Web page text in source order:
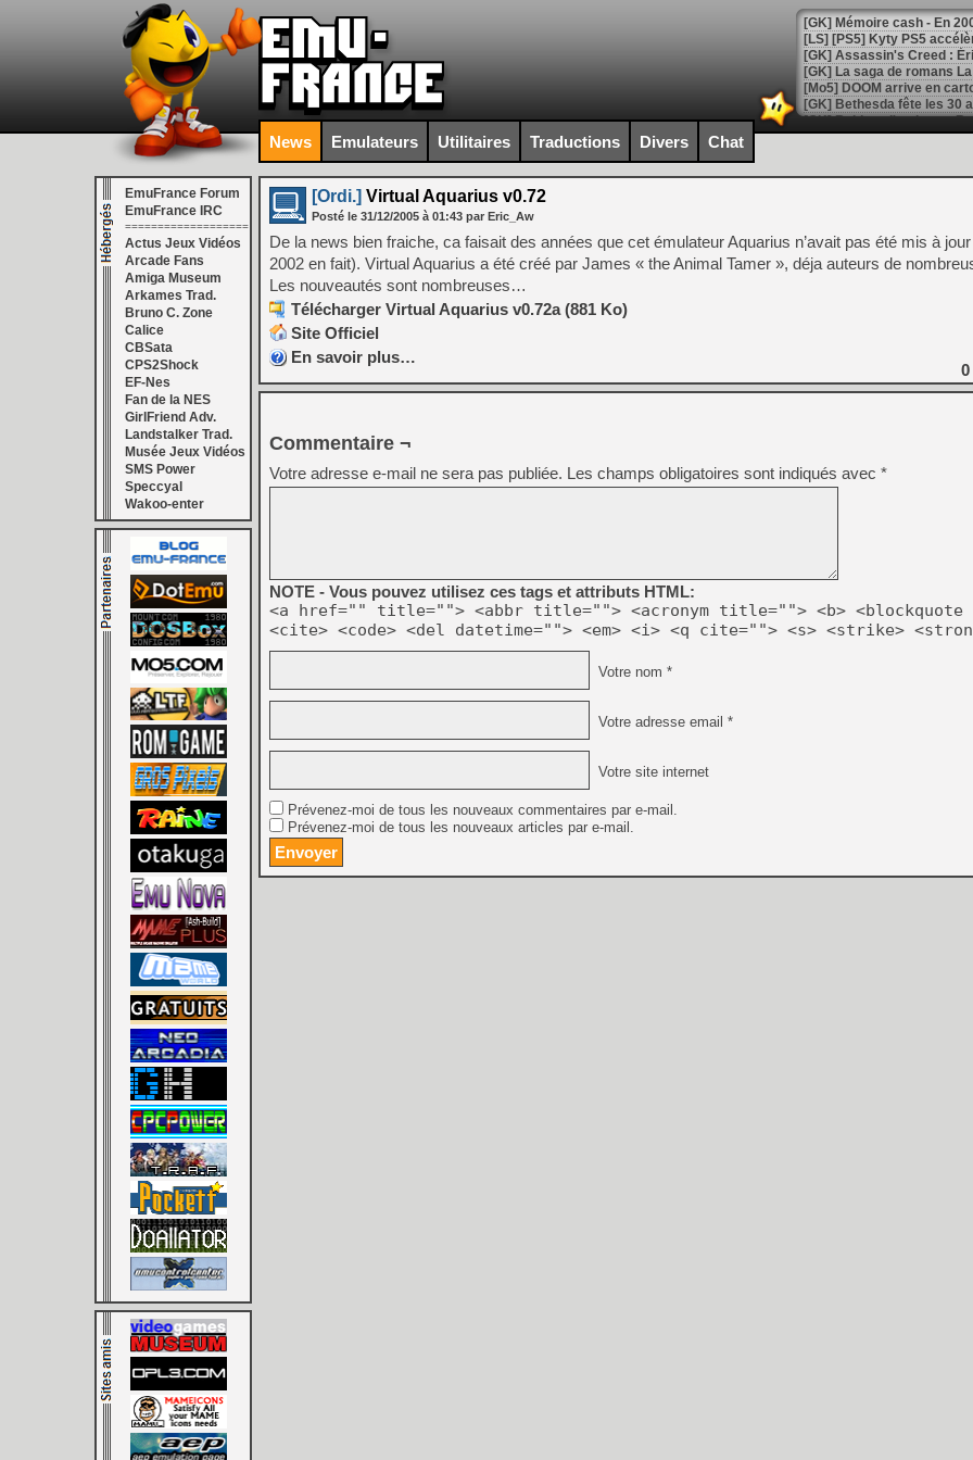
[Mo5] DOOM arrive en
[GK] Bethesda fête les 30
[GK] Roblox : l'action en
[GK] Agenda - GeForce
[LS] [PS5] ps5-y2jb-
[GK] Pourquoi Marvel
[GK] Test : Restory : Chill
[GK] GTA 6 : Rockstar
[GK] Hot Wheels Infinite
[GK] Mémoire cash -
[GK] Résultats Nintendo :
[GK] Déjà des
[Mo5] Brickboy cherche à
[GK] Minecraft et ses «
[GK] Beast of
[GK] Ubisoft : fin de partie
[GK] Mémoire cash -
[GK] Dan Houser (GTA)
[GK] Comment EA Sports
[GK] Crimson Moon : un
[GK] Isle of Reveries : le
[GK] Moonlighter 2 : The
[GK] Capcom relance
[Mo5] Deux inédits du
[GK] Le beat'em up The
[GK] Endless Legend 2 :
[LS] [PS5] Premiers
News Emulateurs Utilitaires Traductions Divers Chat
EmuFrance Forum
EmuFrance IRC
===================
Actus Jeux Vidéos
Arcade Fans
Amiga Museum
Arkames Trad.
Bruno C. Zone
Calice
CBSata
CPS2Shock
EF-Nes
Fan de la NES
GirlFriend Adv.
Landstalker Trad.
Musée Jeux Vidéos
SMS Power
Speccyal
Wakoo-enter
[Ordi.] Virtual Aquarius v0.72
Posté le 31/12/2005 à 01:43 par Eric_Aw
De la news bien fraiche, ca faisait des années que cet émulateur Aquarius n’avait pas été mis à
2002 en fait). Virtual Aquarius a été créé par James « the Animal Tamer », déja auteurs de
Les nouveautés sont nombreuses…
Télécharger Virtual Aquarius v0.72a (881 Ko)
Site Officiel
En savoir plus…
0
Commentaire ¬
Votre adresse e-mail ne sera pas publiée. Les champs obligatoires sont indiqués avec *
NOTE - Vous pouvez utilisez ces tags et attributs HTML:
<a href="" title=""> <abbr title=""> <acronym title=""> <b> <blockquote
<cite> <code> <del datetime=""> <em> <i> <q cite=""> <s> <strike>
Votre nom *
Votre adresse email *
Votre site internet
Prévenez-moi de tous les nouveaux commentaires par e-mail.
Prévenez-moi de tous les nouveaux articles par e-mail.